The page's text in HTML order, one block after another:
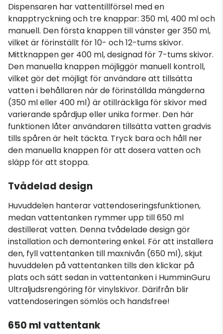
Dispensaren har vattentillförsel med en
knapptryckning och tre knappar: 350 ml, 400 ml och
manuell. Den första knappen till vänster ger 350 ml,
vilket är förinställt för 10- och 12-tums skivor.
Mittknappen ger 400 ml, designad för 7-tums skivor.
Den manuella knappen möjliggör manuell kontroll,
vilket gör det möjligt för användare att tillsätta
vatten i behållaren när de förinställda mängderna
(350 ml eller 400 ml) är otillräckliga för skivor med
varierande spårdjup eller unika former. Den här
funktionen låter användaren tillsätta vatten gradvis
tills spåren är helt täckta. Tryck bara och håll ner
den manuella knappen för att dosera vatten och
släpp för att stoppa.
Tvådelad design
Huvuddelen hanterar vattendoseringsfunktionen,
medan vattentanken rymmer upp till 650 ml
destillerat vatten. Denna tvådelade design gör
installation och demontering enkel. För att installera
den, fyll vattentanken till maxnivån (650 ml), skjut
huvuddelen på vattentanken tills den klickar på
plats och sätt sedan in vattentanken i HumminGuru
Ultraljudsrengöring för vinylskivor. Därifrån blir
vattendoseringen sömlös och handsfree!
650 ml vattentank